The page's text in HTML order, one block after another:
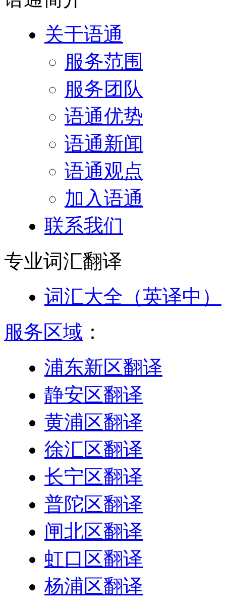
关于语通
服务范围
服务团队
语通优势
语通新闻
语通观点
加入语通
联系我们
专业词汇翻译
词汇大全（英译中）
服务区域 ：
浦东新区翻译
静安区翻译
黄浦区翻译
徐汇区翻译
长宁区翻译
普陀区翻译
闸北区翻译
虹口区翻译
杨浦区翻译